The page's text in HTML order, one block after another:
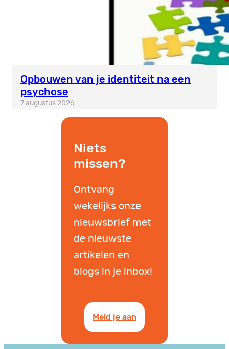
Opbouwen van je identiteit na een
psychose
7 augustus 2026
Niets
missen?
Ontvang
wekelijks onze
nieuwsbrief met
de nieuwste
artikelen en
blogs in je inbox!
Meld je aan